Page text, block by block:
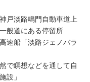
戸淡路鳴門自動車道上
般道にある停留所
速船「淡路ジェノバラ
で瞑想などを通して自
設」